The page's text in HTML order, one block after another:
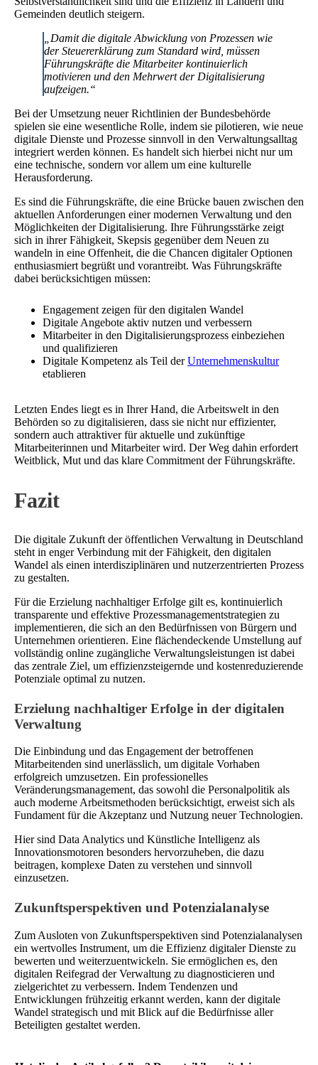
Gemeinden deutlich steigern.
„Damit die digitale Abwicklung von Prozessen wie
der Steuererklärung zum Standard wird, müssen
Führungskräfte die Mitarbeiter kontinuierlich
motivieren und den Mehrwert der Digitalisierung
aufzeigen.“
Bei der Umsetzung neuer Richtlinien der Bundesbehörde
spielen sie eine wesentliche Rolle, indem sie pilotieren, wie neue
digitale Dienste und Prozesse sinnvoll in den Verwaltungsalltag
integriert werden können. Es handelt sich hierbei nicht nur um
eine technische, sondern vor allem um eine kulturelle
Herausforderung.
Es sind die Führungskräfte, die eine Brücke bauen zwischen den
aktuellen Anforderungen einer modernen Verwaltung und den
Möglichkeiten der Digitalisierung. Ihre Führungsstärke zeigt
sich in ihrer Fähigkeit, Skepsis gegenüber dem Neuen zu
wandeln in eine Offenheit, die die Chancen digitaler Optionen
enthusiasmiert begrüßt und vorantreibt. Was Führungskräfte
dabei berücksichtigen müssen:
Engagement zeigen für den digitalen Wandel
Digitale Angebote aktiv nutzen und verbessern
Mitarbeiter in den Digitalisierungsprozess einbeziehen
und qualifizieren
Digitale Kompetenz als Teil derUnternehmenskultur
etablieren
Letzten Endes liegt es in Ihrer Hand, die Arbeitswelt in den
Behörden so zu digitalisieren, dass sie nicht nur effizienter,
sondern auch attraktiver für aktuelle und zukünftige
Mitarbeiterinnen und Mitarbeiter wird. Der Weg dahin erfordert
Weitblick, Mut und das klare Commitment der Führungskräfte.
Fazit
Die digitale Zukunft der öffentlichen Verwaltung in Deutschland
steht in enger Verbindung mit der Fähigkeit, den digitalen
Wandel als einen interdisziplinären und nutzerzentrierten Prozess
zu gestalten.
Für die Erzielung nachhaltiger Erfolge gilt es, kontinuierlich
transparente und effektive Prozessmanagementstrategien zu
implementieren, die sich an den Bedürfnissen von Bürgern und
Unternehmen orientieren. Eine flächendeckende Umstellung auf
vollständig online zugängliche Verwaltungsleistungen ist dabei
das zentrale Ziel, um effizienzsteigernde und kostenreduzierende
Potenziale optimal zu nutzen.
Erzielung nachhaltiger Erfolge in der digitalen
Verwaltung
Die Einbindung und das Engagement der betroffenen
Mitarbeitenden sind unerlässlich, um digitale Vorhaben
erfolgreich umzusetzen. Ein professionelles
Veränderungsmanagement, das sowohl die Personalpolitik als
auch moderne Arbeitsmethoden berücksichtigt, erweist sich als
Fundament für die Akzeptanz und Nutzung neuer Technologien.
Hier sind Data Analytics und Künstliche Intelligenz als
Innovationsmotoren besonders hervorzuheben, die dazu
beitragen, komplexe Daten zu verstehen und sinnvoll
einzusetzen.
Zukunftsperspektiven und Potenzialanalyse
Zum Ausloten von Zukunftsperspektiven sind Potenzialanalysen
ein wertvolles Instrument, um die Effizienz digitaler Dienste zu
bewerten und weiterzuentwickeln. Sie ermöglichen es, den
digitalen Reifegrad der Verwaltung zu diagnosticieren und
zielgerichtet zu verbessern. Indem Tendenzen und
Entwicklungen frühzeitig erkannt werden, kann der digitale
Wandel strategisch und mit Blick auf die Bedürfnisse aller
Beteiligten gestaltet werden.